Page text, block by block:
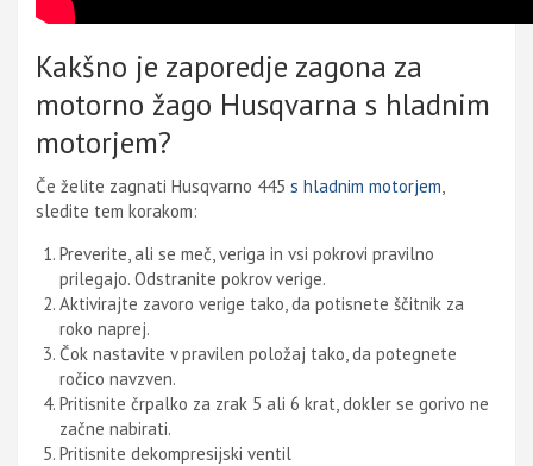
Kakšno je zaporedje zagona za
motorno žago Husqvarna s hladnim
motorjem?
Če želite zagnati Husqvarno 445 s hladnim motorjem,
sledite tem korakom:
Preverite, ali se meč, veriga in vsi pokrovi pravilno
prilegajo. Odstranite pokrov verige.
Aktivirajte zavoro verige tako, da potisnete ščitnik za
roko naprej.
Čok nastavite v pravilen položaj tako, da potegnete
ročico navzven.
Pritisnite črpalko za zrak 5 ali 6 krat, dokler se gorivo ne
začne nabirati.
Pritisnite dekompresijski ventil